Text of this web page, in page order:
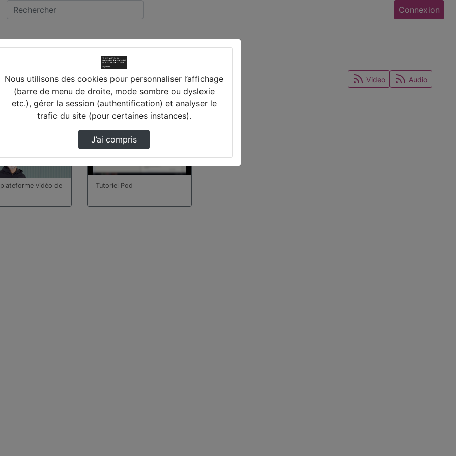
Connexion
trouvées Audio
Video
plateforme vidéo de
00:05:00
Tutoriel Pod
Nous utilisons des cookies pour personnaliser l’affichage
(barre de menu de droite, mode sombre ou dyslexie
etc.), gérer la session (authentification) et analyser le
trafic du site (pour certaines instances).
J’ai compris